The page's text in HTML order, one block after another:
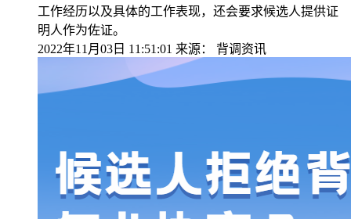
工作经历以及具体的工作表现，还会要求候选人提供证
明人作为佐证。
2022年11月03日 11:51:01 来源： 背调资讯